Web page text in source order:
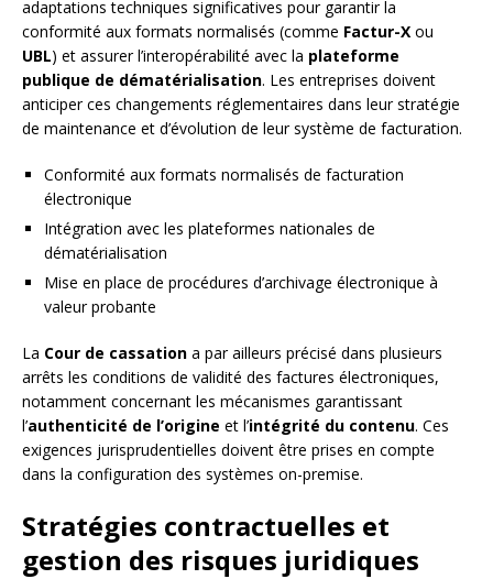
adaptations techniques significatives pour garantir la
conformité aux formats normalisés (comme Factur-X ou
UBL) et assurer l’interopérabilité avec la plateforme
publique de dématérialisation. Les entreprises doivent
anticiper ces changements réglementaires dans leur stratégie
de maintenance et d’évolution de leur système de facturation.
Conformité aux formats normalisés de facturation
électronique
Intégration avec les plateformes nationales de
dématérialisation
Mise en place de procédures d’archivage électronique à
valeur probante
La Cour de cassation a par ailleurs précisé dans plusieurs
arrêts les conditions de validité des factures électroniques,
notamment concernant les mécanismes garantissant
l’authenticité de l’origine et l’intégrité du contenu. Ces
exigences jurisprudentielles doivent être prises en compte
dans la configuration des systèmes on-premise.
Stratégies contractuelles et
gestion des risques juridiques